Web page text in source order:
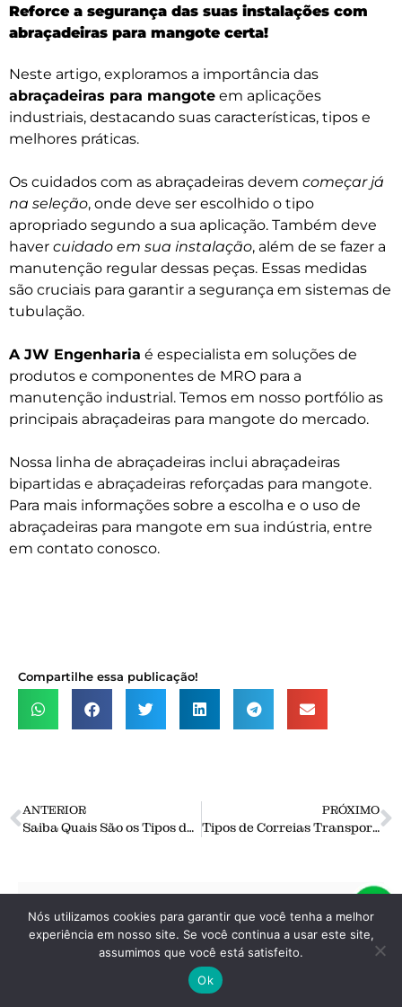
Reforce a segurança das suas instalações com
abraçadeiras para mangote certa!
Neste artigo, exploramos a importância das
abraçadeiras para mangote em aplicações
industriais, destacando suas características, tipos e
melhores práticas.
Os cuidados com as abraçadeiras devem começar já
na seleção, onde deve ser escolhido o tipo
apropriado segundo a sua aplicação. Também deve
haver cuidado em sua instalação, além de se fazer a
manutenção regular dessas peças. Essas medidas
são cruciais para garantir a segurança em sistemas de
tubulação.
A JW Engenharia é especialista em soluções de
produtos e componentes de MRO para a
manutenção industrial. Temos em nosso portfólio as
principais abraçadeiras para mangote do mercado.
Nossa linha de abraçadeiras inclui abraçadeiras
bipartidas e abraçadeiras reforçadas para mangote.
Para mais informações sobre a escolha e o uso de
abraçadeiras para mangote em sua indústria, entre
em contato conosco.
Compartilhe essa publicação!
ANTERIOR
Saiba Quais São os Tipos de Manutenção Industrial?
PRÓXIMO
Tipos de Correias Transportadoras e dicas de uso.
Nos siga nas redes sociais
Principais Produtos
Nós utilizamos cookies para garantir que você tenha a melhor
experiência em nosso site. Se você continua a usar este site,
assumimos que você está satisfeito.
Ok